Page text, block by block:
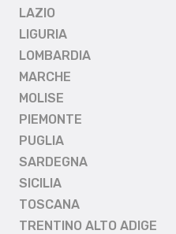
LAZIO
LIGURIA
LOMBARDIA
MARCHE
MOLISE
PIEMONTE
PUGLIA
SARDEGNA
SICILIA
TOSCANA
TRENTINO ALTO ADIGE